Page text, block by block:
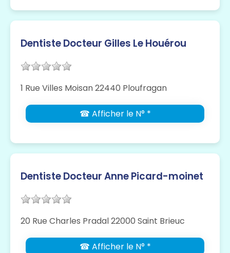
Dentiste Docteur Gilles Le Houérou
1 Rue Villes Moisan 22440 Ploufragan
☎ Afficher le N° *
Dentiste Docteur Anne Picard-moinet
20 Rue Charles Pradal 22000 Saint Brieuc
☎ Afficher le N° *